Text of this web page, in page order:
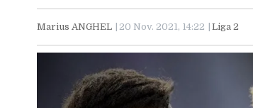
Marius ANGHEL 20 Nov. 2021, 14:22 Liga 2